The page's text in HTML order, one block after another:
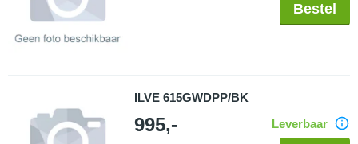
Bestel
ILVE 615GWDPP/BK
995,- Leverbaar